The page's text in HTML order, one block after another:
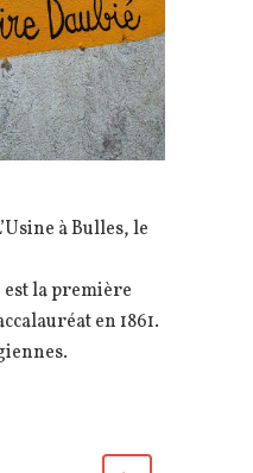
à Bulles, le
la première
en 1861.